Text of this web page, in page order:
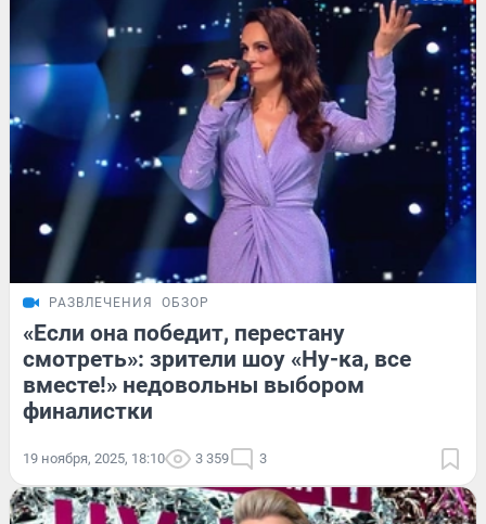
РАЗВЛЕЧЕНИЯ ОБЗОР
«Если она победит, перестану
смотреть»: зрители шоу «Ну-ка, все
вместе!» недовольны выбором
финалистки
19 ноября, 2025, 18:10 3 359 3